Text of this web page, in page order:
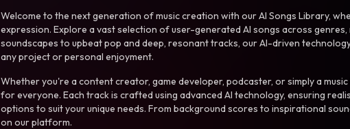
Welcome to the next generation of music creation with our AI Songs Library,
expression. Explore a vast selection of user-generated AI songs across
soundscapes to upbeat pop and deep, resonant tracks, our AI-driven
any project or personal enjoyment.
Whether you're a content creator, game developer, podcaster, or simply a
for everyone. Each track is crafted using advanced AI technology, ensuring
options to suit your unique needs. From background scores to inspirational
on our platform.